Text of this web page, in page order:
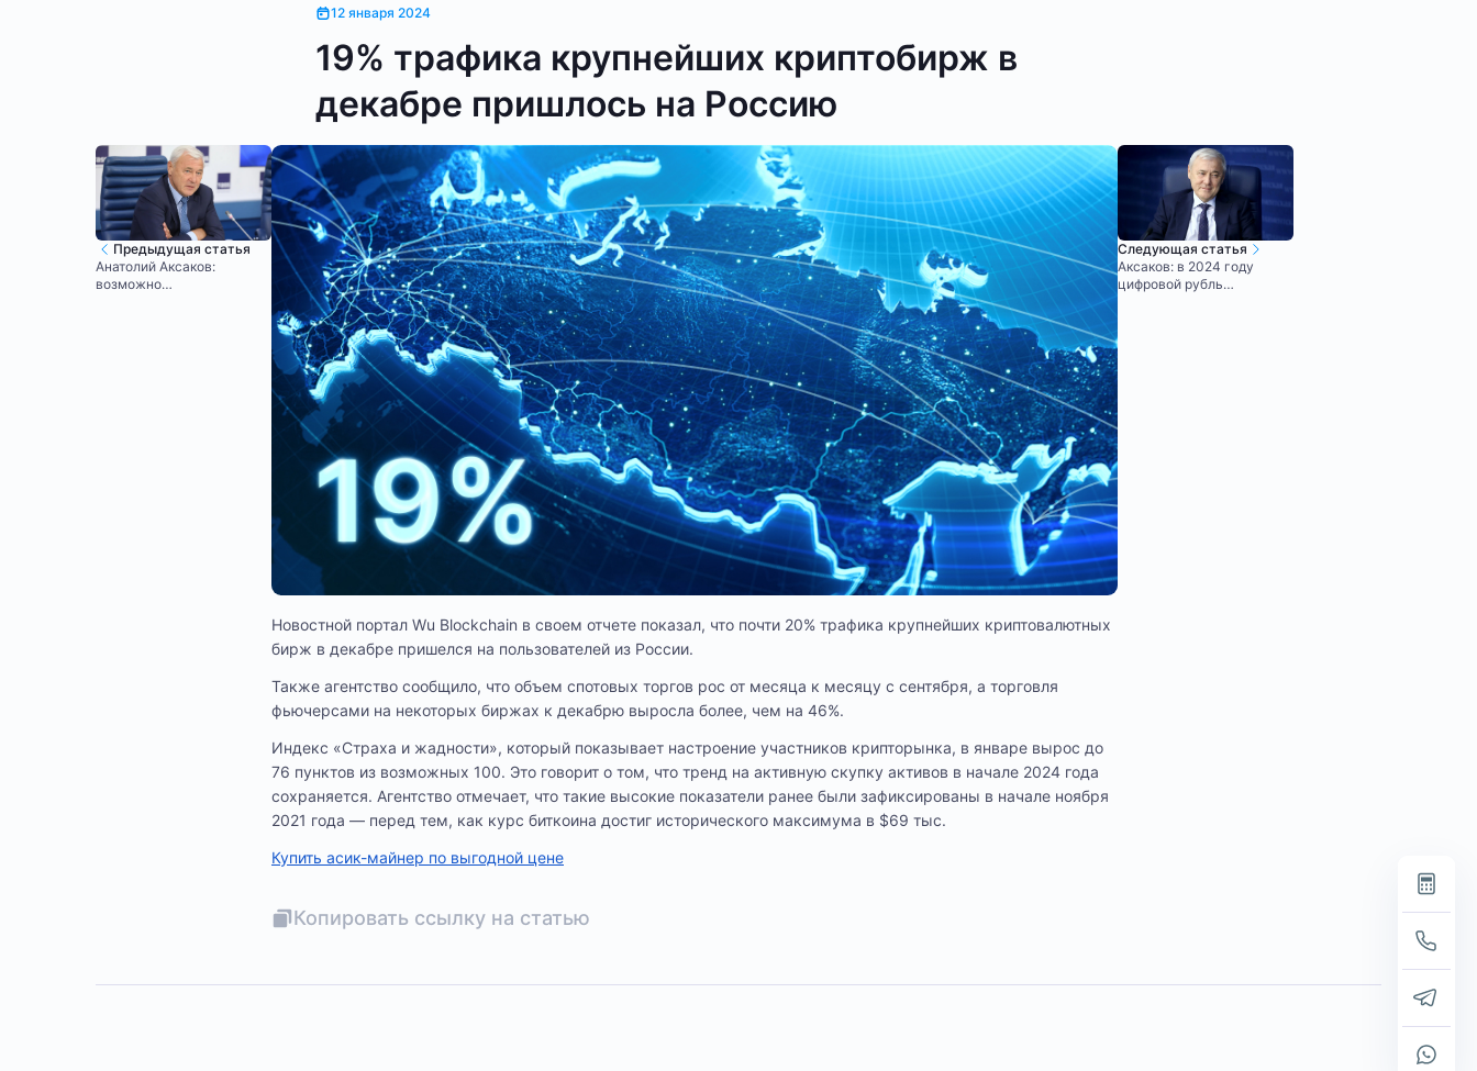
12 января 2024
19% трафика крупнейших криптобирж в
декабре пришлось на Россию
Предыдущая статья
Анатолий Аксаков:
возможно
Новостной портал Wu Blockchain в своем отчете показал, что почти 20% трафика крупнейших криптовалютных
бирж в декабре пришелся на пользователей из России.
Также агентство сообщило, что объем спотовых торгов рос от месяца к месяцу с сентября, а торговля
фьючерсами на некоторых биржах к декабрю выросла более, чем на 46%.
Индекс «Страха и жадности», который показывает настроение участников крипторынка, в январе вырос до
76 пунктов из возможных 100. Это говорит о том, что тренд на активную скупку активов в начале 2024 года
сохраняется. Агентство отмечает, что такие высокие показатели ранее были зафиксированы в начале ноября
2021 года — перед тем, как курс биткоина достиг исторического максимума в $69 тыс.
Купить асик-майнер по выгодной цене
Копировать ссылку на статью
Следующая статья
Аксаков: в 2024 году
цифровой рубль